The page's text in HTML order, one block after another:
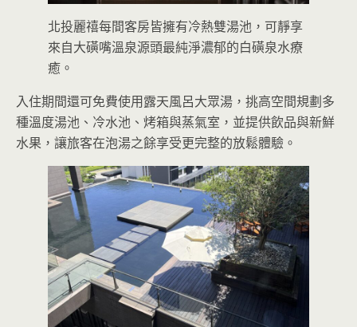
北投麗禧每間客房皆擁有冷熱雙湯池，可靜享
來自大磺嘴溫泉源頭最純淨濃郁的白磺泉水療
癒。
入住期間還可免費使用露天風呂大眾湯，挑高空間規劃多
種溫度湯池、冷水池、烤箱與蒸氣室，並提供飲品與新鮮
水果，讓旅客在泡湯之餘享受更完整的放鬆體驗。